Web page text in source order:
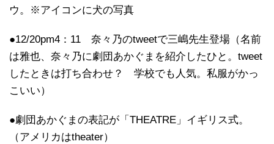
ウ。※アイコンに犬の写真
●12/20pm4：11 奈々乃のtweetで三嶋先生登場（名前
は雅也、奈々乃に劇団あかぐまを紹介したひと。tweet
したときは打ち合わせ？ 学校でも人気。私服がかっ
こいい）
●劇団あかぐまの表記が「THEATRE」イギリス式。
（アメリカはtheater）